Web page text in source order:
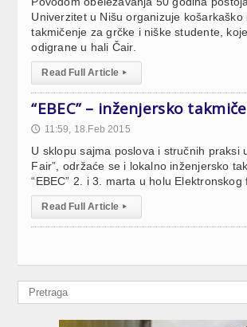
Univerzitet u Nišu organizuje košarkaško
takmičenje za grčke i niške studente,
odigrane u hali Čair.
Read Full Article ▸
“EBEC” – inženjersko
🕔 11:59, 18.Feb 2015
U sklopu sajma poslova i stručnih praksi
Fair”, održaće se i lokalno inženjersko
“EBEC” 2. i 3. marta u holu Elektronskog
Read Full Article ▸